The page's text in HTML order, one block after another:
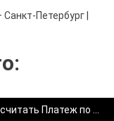
Петербург |